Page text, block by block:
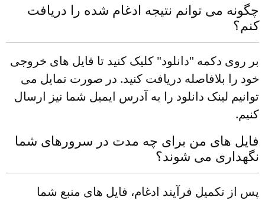
چگونه می توانم نتیجه ادغام شده را دریافت
کنم؟
بر روی دکمه "دانلود" کلیک کنید تا فایل های خروجی
خود را بلافاصله دریافت کنید. در صورت تمایل می
توانیم لینک دانلود را به آدرس ایمیل شما نیز ارسال
کنیم.
فایل های من برای چه مدت در سرورهای شما
نگهداری می شوند؟
پس از تکمیل فرآیند ادغام، فایل های منبع شما